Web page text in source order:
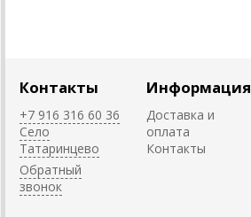
Контакты
+7 916 316 60 36
Село
Татаринцево
Обратный
звонок
Информация
Доставка и
оплата
Контакты